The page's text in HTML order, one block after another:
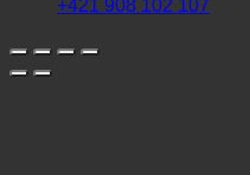
+421 908 102 107